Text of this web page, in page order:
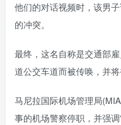
他们的对话视频时，该男
的冲突。
最终，这名自称是交通部
道公交车道而被传唤，并将
马尼拉国际机场管理局
事的机场警察停职，并强